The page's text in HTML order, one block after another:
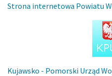
Strona internetowa Powiatu
Kujawsko - Pomorski Urząd